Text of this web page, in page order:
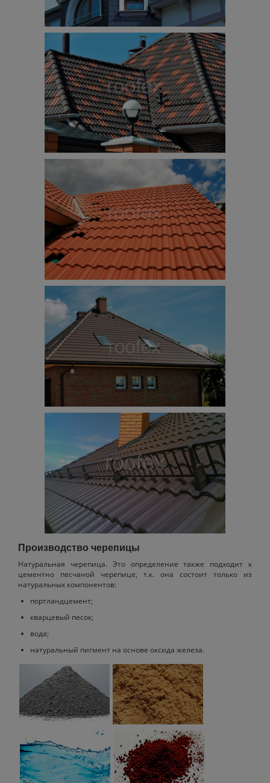
Производство черепицы
Натуральная черепица. Это определение также подходит к
цементно песчаной черепице, т.к. она состоит только из
натуральных компонентов:
портландцемент;
кварцевый песок;
вода;
натуральный пигмент на основе оксида железа.